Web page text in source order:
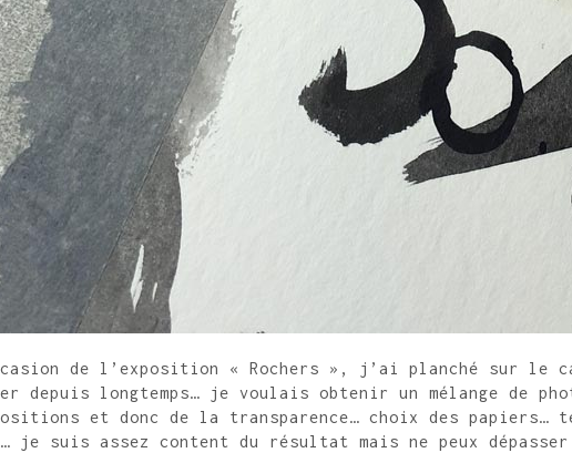
de l’exposition « Rochers », j’ai planché sur le
depuis longtemps… je voulais obtenir un mélange de
et donc de la transparence… choix des papiers…
je suis assez content du résultat mais ne peux